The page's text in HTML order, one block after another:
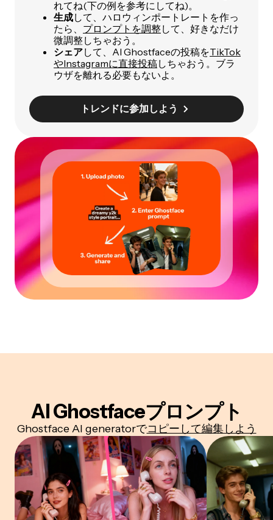
れてね(下の例を参考にしてね)。
生成して、ハロウィンポートレートを作っ
たら、 プロンプトを調整して、好きなだけ
微調整しちゃおう。
シェアして、AI Ghostfaceの投稿をTikTok
やInstagramに直接投稿しちゃおう。ブラ
ウザを離れる必要もないよ。
トレンドに参加しよう
AI Ghostfaceプロンプト
Ghostface AI generatorでコピーして編集しよう